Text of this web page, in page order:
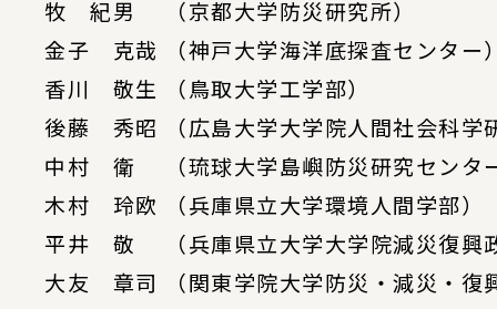
牧 紀男 （京都大学防災研究所）
金子 克哉 （神戸大学海洋底探査センター
香川 敬生 （鳥取大学工学部）
後藤 秀昭 （広島大学大学院人間社会科学
中村 衛 （琉球大学島嶼防災研究センタ
木村 玲欧 （兵庫県立大学環境人間学部）
平井 敬 （兵庫県立大学大学院減災復興
大友 章司 （関東学院大学防災・減災・復